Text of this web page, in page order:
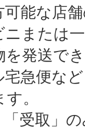
可能な店
たは一
を発送で
便など
。
取」の